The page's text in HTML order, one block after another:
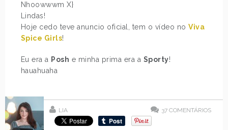
Nhoowwwm X}
Lindas!
Hoje cedo teve anuncio oficial, tem o vídeo noViva
Spice Girls!
Eu era a Posh e minha prima era a Sporty!
hauahuaha
LIA 37 COMENTÁRIOS
DO MIX, BEXIGUINHA